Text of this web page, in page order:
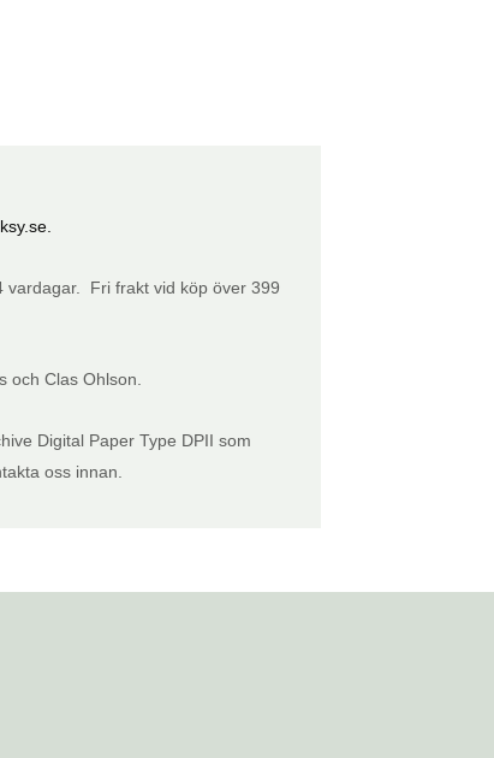
vardagar. Fri frakt vid köp över 399
Clas Ohlson.
Digital Paper Type DPII som
oss innan.